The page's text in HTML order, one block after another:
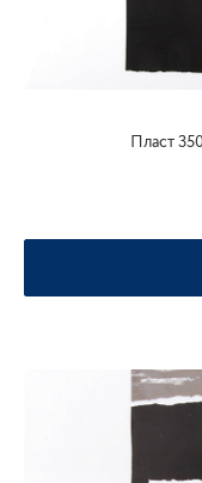
Пласт